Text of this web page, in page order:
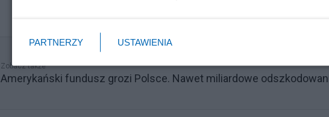
Zobacz także
Amerykański fundusz grozi Polsce. Nawet miliardowe
PARTNERZY USTAWIENIA